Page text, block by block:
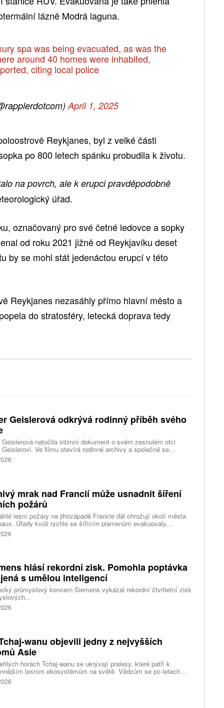
lázně Modrá laguna.
spa was being evacuated, as was the
around 40 homes were inhabited,
citing local police
April 1, 2025
Reykjanes, byl z velké části
po 800 letech spánku probudila k životu.
na povrch, ale k erupci pravděpodobně
úřad.
označovaný pro své četné ledovce a sopky
od roku 2021 jižně od Reykjavíku deset
by se mohl stát jedenáctou erupcí v této
Reykjanes nezasáhly přímo hlavní město a
do stratosféry, letecká doprava tedy
Geislerová odkrývá rodinný příběh svého
Geislerová natočila intimní dokument o svém zesnulém otci
Geislerovi. Ve filmu otevírá rodinné archivy a společně se
Aňou skládá portrét talentovaného muže, který měl v sobě
i temnější stránku.
mrak nad Francií může usnadnit šíření
požárů
lesní požáry na jihozápadě Francie dál ohrožují okolí města
Úřady kvůli rychle se šířícím plamenům evakuovaly
lidí a nevylučují ani další rozšiřování bezpečnostních
Hasiči zároveň čelí neobvyklému jevu, který podle nich
hlásí rekordní zisk. Pomohla poptávka
s umělou inteligencí
průmyslový koncern Siemens vykázal rekordní čtvrtletní zisk
wanu objevili jedny z nejvyšších
Asie
horách Tchaj-wanu se ukrývají pralesy, které patří k
lesním ekosystémům na světě. Vědcům se po letech
pátrání podařilo objevit jedli tchajwanskou vysokou 84,1
která je dnes považována za nejvyšší známý strom ve